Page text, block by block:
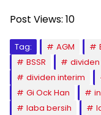
Post Views: 10
Tag: AGM
BSSR
dividen
dividen interim
Gi Ock Han
laba bersih